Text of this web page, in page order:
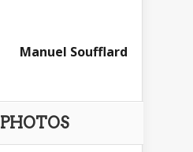
Manuel Soufflard